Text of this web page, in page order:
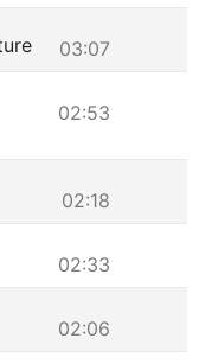
03:07
02:53
02:18
02:33
02:06